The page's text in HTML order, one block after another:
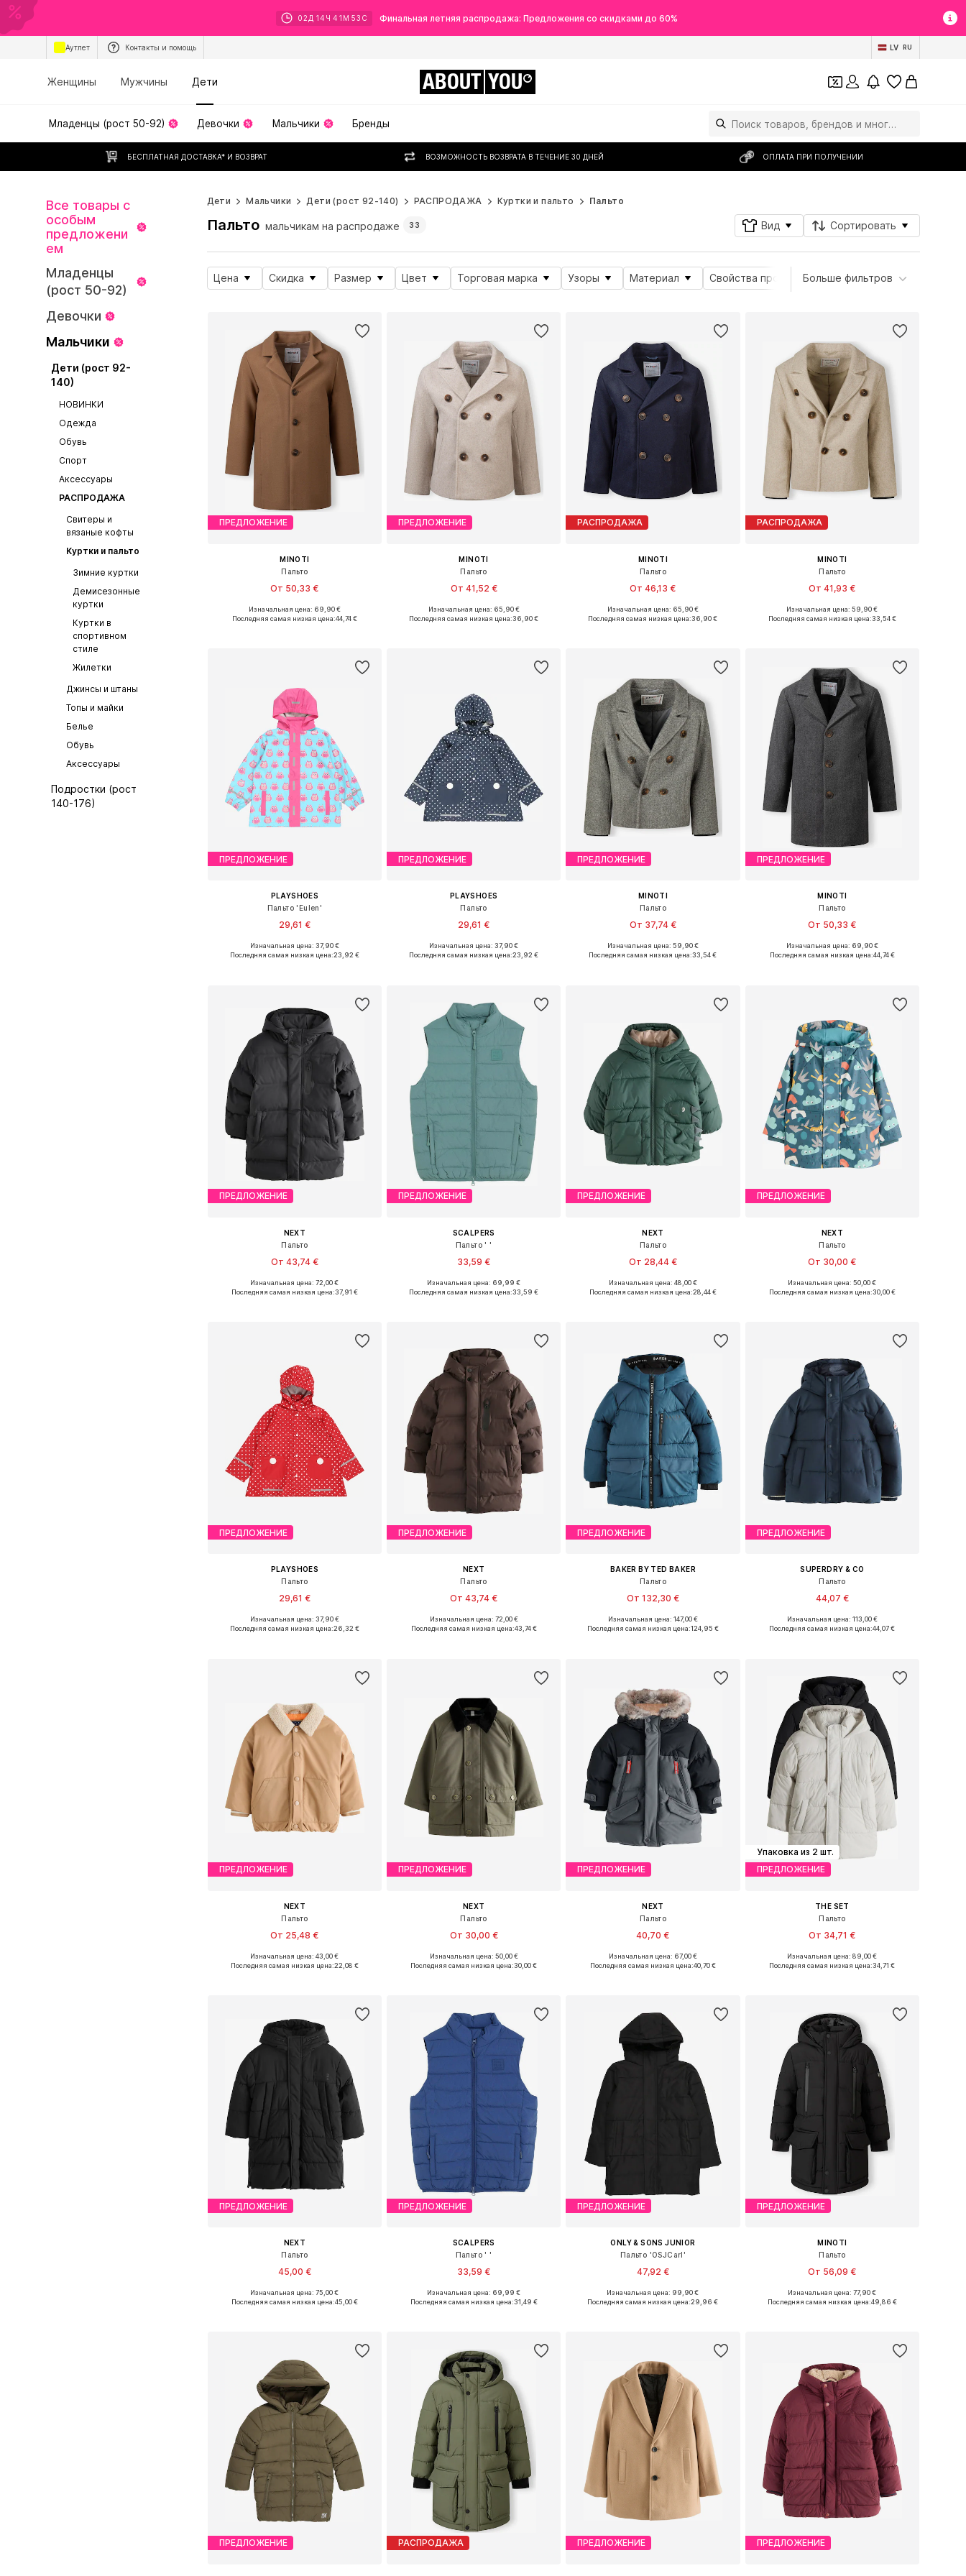
02 Д 14 Ч 41 М 51 С Финальная летняя распродажа: Предложения со скидками до 60%
Аутлет Контакты и помощь LV RU
Женщины Мужчины Дети ABOUT YOU
Младенцы (рост 50-92) Девочки Мальчики Бренды
БЕСПЛАТНАЯ ДОСТАВКА* И ВОЗВРАТ ВОЗМОЖНОСТЬ ВОЗВРАТА В ТЕЧЕНИЕ 30 ДНЕЙ ОПЛАТА ПРИ ПОЛУЧЕНИИ
Все товары с
особым
предложени
ем
Младенцы
(рост 50-92)
Девочки
Мальчики
Дети (рост 92-
140)
НОВИНКИ
Одежда
Обувь
Спорт
Аксессуары
РАСПРОДАЖА
Свитеры и
вязаные кофты
Куртки и пальто
Зимние куртки
Демисезонные
куртки
Куртки в
спортивном
стиле
Жилетки
Джинсы и штаны
Топы и майки
Белье
Обувь
Аксессуары
Подростки (рост
140-176)
Дети Мальчики Дети (рост 92-140) РАСПРОДАЖА Куртки и пальто Пальто
Пальто мальчикам на распродаже 33 Вид Сортировать
Цена Скидка Размер Цвет Торговая марка Узоры Материал Свойства продукта Вид куртки
Больше фильтров
ПРЕДЛОЖЕНИЕ
MINOTI
Пальто
От 50,33 €
Доступно множество размеров
Изначальная цена: 69,90 €
Последняя самая низкая цена:44,74 €
ПРЕДЛОЖЕНИЕ
MINOTI
Пальто
От 41,52 €
Доступно множество размеров
Изначальная цена: 65,90 €
Последняя самая низкая цена:36,90 €
РАСПРОДАЖА
MINOTI
Пальто
От 46,13 €
Доступно множество размеров
Изначальная цена: 65,90 €
Последняя самая низкая цена:36,90 €
РАСПРОДАЖА
MINOTI
Пальто
От 41,93 €
Доступно множество размеров
Изначальная цена: 59,90 €
Последняя самая низкая цена:33,54 €
ПРЕДЛОЖЕНИЕ
PLAYSHOES
Пальто 'Eulen'
29,61 €
Доступные размеры: 92, 104, 116, 128, 140
Изначальная цена: 37,90 €
Последняя самая низкая цена:23,92 €
ПРЕДЛОЖЕНИЕ
PLAYSHOES
Пальто
29,61 €
Изначальная цена: 37,90 €
Последняя самая низкая цена:23,92 €
ПРЕДЛОЖЕНИЕ
MINOTI
Пальто
От 37,74 €
Доступно множество размеров
Изначальная цена: 59,90 €
Последняя самая низкая цена:33,54 €
ПРЕДЛОЖЕНИЕ
MINOTI
Пальто
От 50,33 €
Доступно множество размеров
Изначальная цена: 69,90 €
Последняя самая низкая цена:44,74 €
ПРЕДЛОЖЕНИЕ
NEXT
Пальто
От 43,74 €
Доступно множество размеров
Изначальная цена: 72,00 €
Последняя самая низкая цена:37,91 €
ПРЕДЛОЖЕНИЕ
SCALPERS
Пальто ' '
33,59 €
Доступные размеры: 116, 128, 140, 170-176
Изначальная цена: 69,99 €
Последняя самая низкая цена:33,59 €
ПРЕДЛОЖЕНИЕ
NEXT
Пальто
От 28,44 €
Доступные размеры: 86, 92, 104, 110
Изначальная цена: 48,00 €
Последняя самая низкая цена:28,44 €
ПРЕДЛОЖЕНИЕ
NEXT
Пальто
От 30,00 €
Доступные размеры: 104, 110, 116
Изначальная цена: 50,00 €
Последняя самая низкая цена:30,00 €
ПРЕДЛОЖЕНИЕ
PLAYSHOES
Пальто
29,61 €
Доступные размеры: 86, 92, 98, 116, 140
Изначальная цена: 37,90 €
Последняя самая низкая цена:26,32 €
ПРЕДЛОЖЕНИЕ
NEXT
Пальто
От 43,74 €
Доступно множество размеров
Изначальная цена: 72,00 €
Последняя самая низкая цена:43,74 €
ПРЕДЛОЖЕНИЕ
BAKER BY TED BAKER
Пальто
От 132,30 €
Изначальная цена: 147,00 €
Последняя самая низкая цена:124,95 €
ПРЕДЛОЖЕНИЕ
SUPERDRY & CO
Пальто
44,07 €
Доступные размеры: 116, 122, 134, 140, 146
Изначальная цена: 113,00 €
Последняя самая низкая цена:44,07 €
ПРЕДЛОЖЕНИЕ
NEXT
Пальто
От 25,48 €
Доступные размеры: 74, 116
Изначальная цена: 43,00 €
Последняя самая низкая цена:22,08 €
ПРЕДЛОЖЕНИЕ
NEXT
Пальто
От 30,00 €
Доступные размеры: 104, 116, 122
Изначальная цена: 50,00 €
Последняя самая низкая цена:30,00 €
ПРЕДЛОЖЕНИЕ
NEXT
Пальто
40,70 €
Доступные размеры: 92
Изначальная цена: 67,00 €
Последняя самая низкая цена:40,70 €
Упаковка из 2 шт.
ПРЕДЛОЖЕНИЕ
THE SET
Пальто
От 34,71 €
Изначальная цена: 89,00 €
Последняя самая низкая цена:34,71 €
ПРЕДЛОЖЕНИЕ
NEXT
Пальто
45,00 €
Доступные размеры: 146, 158
Изначальная цена: 75,00 €
Последняя самая низкая цена:45,00 €
ПРЕДЛОЖЕНИЕ
SCALPERS
Пальто ' '
33,59 €
Доступные размеры: 140, 164, 170-176
Изначальная цена: 69,99 €
Последняя самая низкая цена:31,49 €
ПРЕДЛОЖЕНИЕ
ONLY & SONS JUNIOR
Пальто 'OSJCarl'
47,92 €
Доступные размеры: 146, 170
Изначальная цена: 99,90 €
Последняя самая низкая цена:29,96 €
ПРЕДЛОЖЕНИЕ
MINOTI
Пальто
От 56,09 €
Изначальная цена: 77,90 €
Последняя самая низкая цена:49,86 €
ПРЕДЛОЖЕНИЕ РАСПРОДАЖА ПРЕДЛОЖЕНИЕ ПРЕДЛОЖЕНИЕ